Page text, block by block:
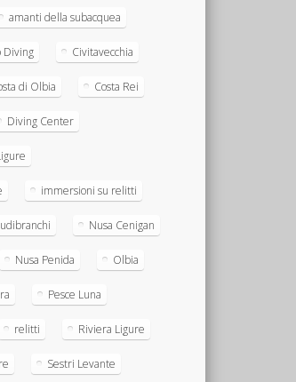
amanti della subacquea
Diving Civitavecchia
di Olbia Costa Rei
Diving Center
immersioni su relitti
Nusa Cenigan
Nusa Penida Olbia
Pesce Luna
relitti Riviera Ligure
Sestri Levante